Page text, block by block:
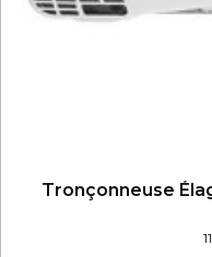
Tronçonneuse